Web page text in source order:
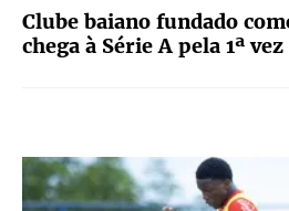
Clube baiano fundado
chega à Série A pela 1ª vez